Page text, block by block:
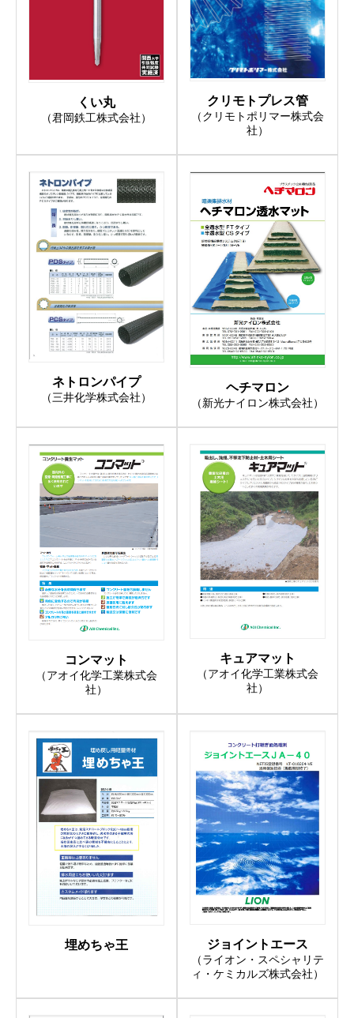
くい丸
（君岡鉄工株式会社）
クリモトプレス管
（クリモトポリマー株式会
社）
ネトロンパイプ
（三井化学株式会社）
ヘチマロン
（新光ナイロン株式会社）
コンマット
（アオイ化学工業株式会
社）
キュアマット
（アオイ化学工業株式会
社）
埋めちゃ王 ジョイントエース
（ライオン・スペシャリテ
ィ・ケミカルズ株式会社）